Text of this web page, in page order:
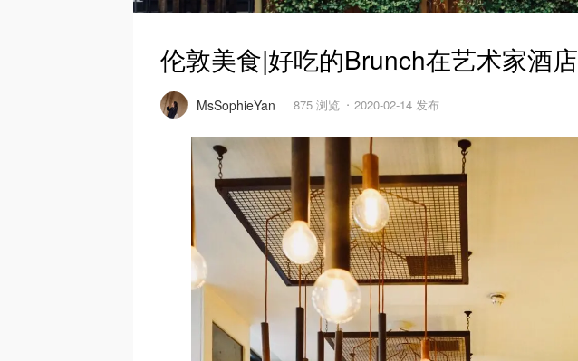
伦敦美食|好吃的Brunch在艺术家酒店
MsSophieYan 875 浏览 2020-02-14 发布